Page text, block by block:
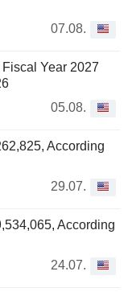
07.08.
Year 2027
05.08.
According
29.07.
According
24.07.